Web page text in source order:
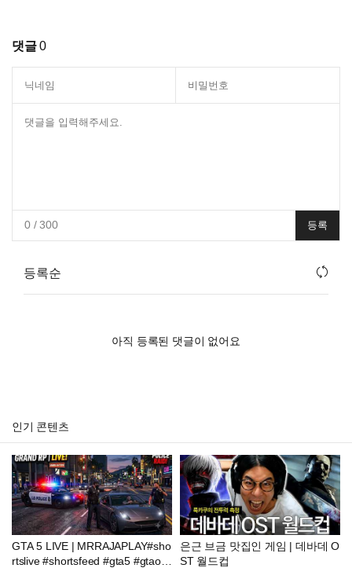
댓글0
0/ 300 등록
등록순
아직 등록된 댓글이 없어요
인기 콘텐츠
GTA 5 LIVE | MRRAJAPLAY#sho
rtslive #shortsfeed #gta5 #gtaonli
은근 브금 맛집인 게임 | 데바데 O
ST 월드컵